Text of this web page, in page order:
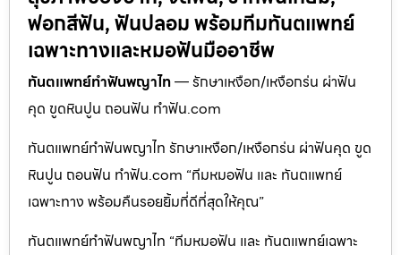
ฟอกสีฟัน, ฟันปลอม พร้อมทีมทันตแพทย์
เฉพาะทางและหมอฟันมืออาชีพ
ทันตแพทย์ทำฟันพญาไท— รักษาเหงือก/เหงือกร่น ผ่าฟัน
คุด ขูดหินปูน ถอนฟัน ทำฟัน.com
ทันตแพทย์ทำฟันพญาไท รักษาเหงือก/เหงือกร่น ผ่าฟันคุด ขูด
หินปูน ถอนฟัน ทำฟัน.com “ทีมหมอฟัน และ ทันตแพทย์
เฉพาะทาง พร้อมคืนรอยยิ้มที่ดีที่สุดให้คุณ”
ทันตแพทย์ทำฟันพญาไท “ทีมหมอฟัน และ ทันตแพทย์เฉพาะ